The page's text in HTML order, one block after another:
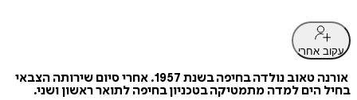
עקוב אחרי
אורנה טאוב נולדה בחיפה בשנת 1957. אחרי סיום שירותה הצבאי
בחיל הים למדה מתמטיקה בטכניון בחיפה לתואר ראשון ושני.